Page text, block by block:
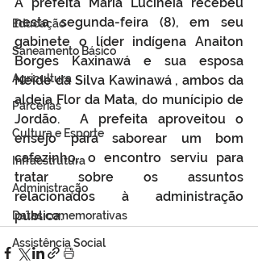
Educação
Saneamento Básico
Agricultura
Parcerias
Cultura e Esporte
Infraestrutura
Administração
Datas comemorativas
Assistência Social
nesta segunda-feira (8), em seu
gabinete o líder indígena Anaiton
Borges Kaxinawá e sua esposa
Neide da Silva Kawinawá , ambos da
aldeia Flor da Mata, do munícipio de
Jordão.  A prefeita aproveitou o
ensejo para saborear um bom
cafezinho, o encontro serviu para
tratar sobre os assuntos
relacionados à administração
pública.